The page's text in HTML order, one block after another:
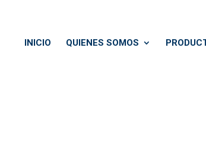
INICIO QUIENES SOMOS